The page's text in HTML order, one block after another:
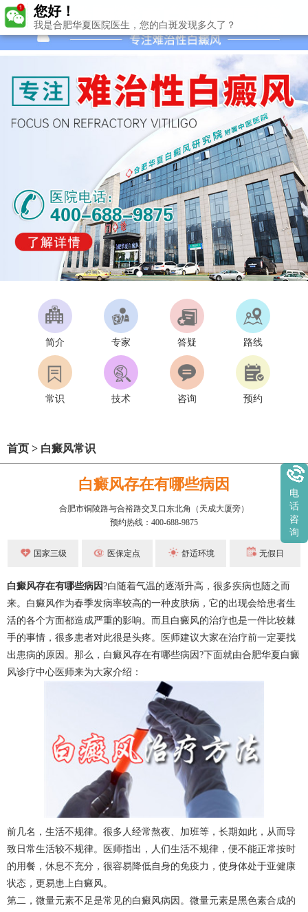
简介 专家 答疑 路线
常识 技术 咨询 预约
首页 > 白癜风常识
白癜风存在有哪些病因
合肥市铜陵路与合裕路交叉口东北角（天成大厦旁）
预约热线：400-688-9875
国家三级 医保定点 舒适环境 无假日
白癜风存在有哪些病因?白随着气温的逐渐升高，很多疾病也随之而
来。白癜风作为春季发病率较高的一种皮肤病，它的出现会给患者生
活的各个方面都造成严重的影响。而且白癜风的治疗也是一件比较棘
手的事情，很多患者对此很是头疼。医师建议大家在治疗前一定要找
出患病的原因。那么，白癜风存在有哪些病因?下面就由合肥华夏白癜
风诊疗中心医师来为大家介绍：
前几名，生活不规律。很多人经常熬夜、加班等，长期如此，从而导
致日常生活较不规律。医师指出，人们生活不规律，便不能正常按时
的用餐，休息不充分，很容易降低自身的免疫力，使身体处于亚健康
状态，更易患上白癜风。
第二，微量元素不足是常见的白癜风病因。微量元素是黑色素合成的
您好！
我是合肥华夏医院医生，您的白斑发现多久了？
电
话
咨
询